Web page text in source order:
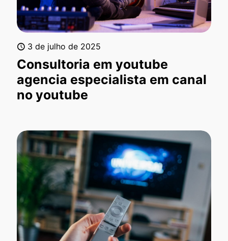
3 de julho de 2025
Consultoria em youtube
agencia especialista em canal
no youtube